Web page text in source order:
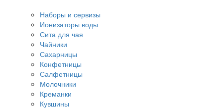
Наборы и сервизы
Ионизаторы воды
Сита для чая
Чайники
Сахарницы
Конфетницы
Салфетницы
Молочники
Креманки
Кувшины